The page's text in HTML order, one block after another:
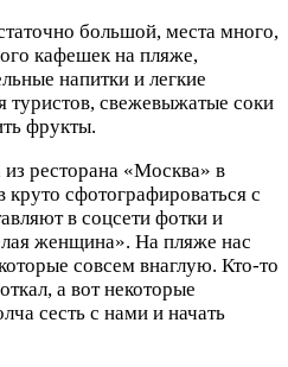
большой, места много,
кафешек на пляже,
напитки и легкие
туристов, свежевыжатые соки
фрукты.
ресторана «Москва» в
круто сфотографироваться с
в соцсети фотки и
женщина». На пляже нас
совсем внаглую. Кто-то
а вот некоторые
сесть с нами и начать